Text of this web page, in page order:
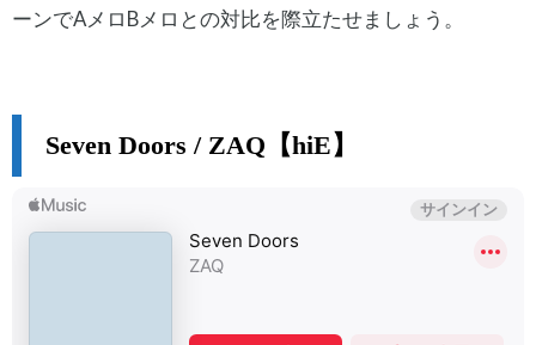
ーンでAメロBメロとの対比を際立たせましょう。
Seven Doors / ZAQ【hiE】